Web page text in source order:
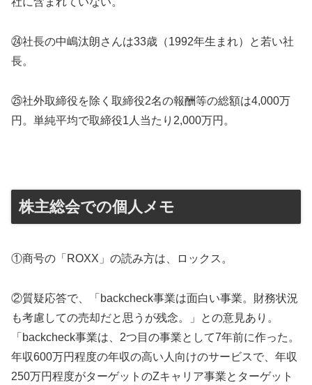
㉔社長の中嶋汰朗さんは33歳（1992年生まれ）と若い社
長。
㉕社外取締役を除く取締役2名の報酬等の総額は4,000万
円。単純平均で取締役1人当たり2,000万円。
株主総会での個人メモ
①商号の「ROXX」の読み方は、ロックス。
②質疑応答で、「backcheck事業は面白い事業。財務状況
も考慮しての売却だと思うが残念。」との意見あり。
「backcheck事業は、2つ目の事業として7年前に作った。
年収600万円程度の年収の高い人向けのサービスで、年収
250万円程度がターゲットのZキャリア事業とターゲット